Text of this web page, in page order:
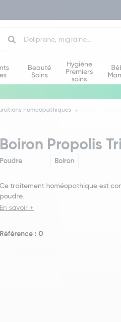
Beauté
Soins
Hygiène
Premiers
soins
homéopathiques
Boiron Propolis
Poudre Boiron
Ce traitement homéopathique est
poudre.
En savoir +
Référence : 0